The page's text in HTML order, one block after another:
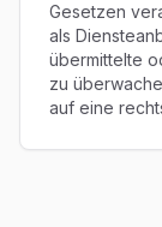
Gesetzen
als
übermittelte
zu
auf eine